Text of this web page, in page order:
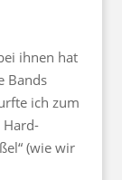
ihnen hat
Bands
ich zum
Hard-
(wie wir